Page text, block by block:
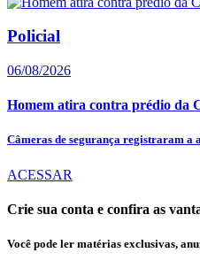
Policial
06/08/2026
Homem atira contra prédio da
Câmeras de segurança registraram a
ACESSAR
Crie sua conta e confira as
Você pode ler matérias exclusivas,